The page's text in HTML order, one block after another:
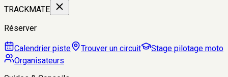
TRACKMATE
Réserver
Calendrier piste Trouver un circuit
Stage pilotage moto
Organisateurs